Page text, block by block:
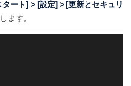
タート] > [設定] > [更新とセキュリ
ます。